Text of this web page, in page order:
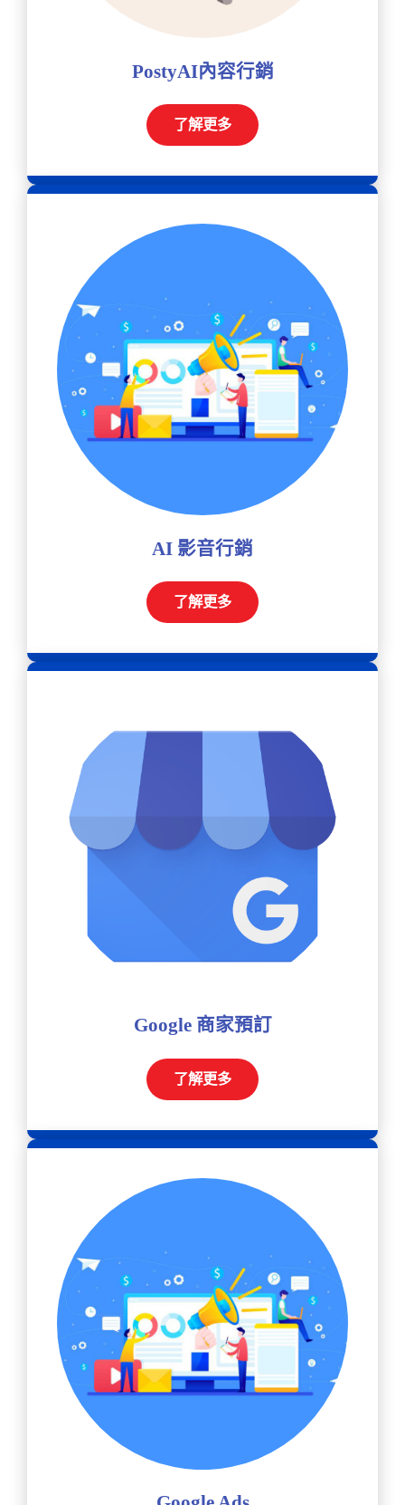
PostyAI內容行銷
了解更多
AI 影音行銷
了解更多
Google 商家預訂
了解更多